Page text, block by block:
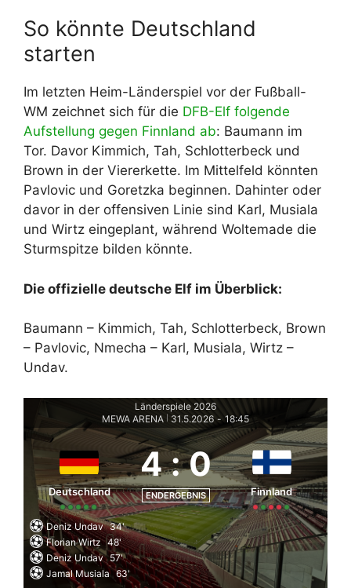
So könnte Deutschland
starten
Im letzten Heim-Länderspiel vor der Fußball-
WM zeichnet sich für die DFB-Elf folgende
Aufstellung gegen Finnland ab: Baumann im
Tor. Davor Kimmich, Tah, Schlotterbeck und
Brown in der Viererkette. Im Mittelfeld könnten
Pavlovic und Goretzka beginnen. Dahinter oder
davor in der offensiven Linie sind Karl, Musiala
und Wirtz eingeplant, während Woltemade die
Sturmspitze bilden könnte.
Die offizielle deutsche Elf im Überblick:
Baumann – Kimmich, Tah, Schlotterbeck, Brown
– Pavlovic, Nmecha – Karl, Musiala, Wirtz –
Undav.
Länderspiele 2026
MEWA ARENA
31.5.2026 - 18:45
Deutschland
4 :0
ENDERGEBNIS Finnland
Deniz Undav 34'
Florian Wirtz 48'
Deniz Undav 57'
Jamal Musiala 63'